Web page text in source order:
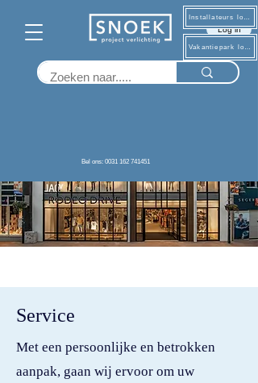
Log in
Installateurs log in
Vakantiepark log in
Bel ons: 0031 162 741451
Service
Met een persoonlijke en betrokken
aanpak, gaan wij ervoor om uw